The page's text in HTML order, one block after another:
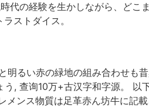
代の経験を生かしながら、どこ
ストダイス。
明るい赤の緑地の組み合わせも
, 查询10万+古汉字和字源。 以
メンス物質は足革赤ん坊牛に記